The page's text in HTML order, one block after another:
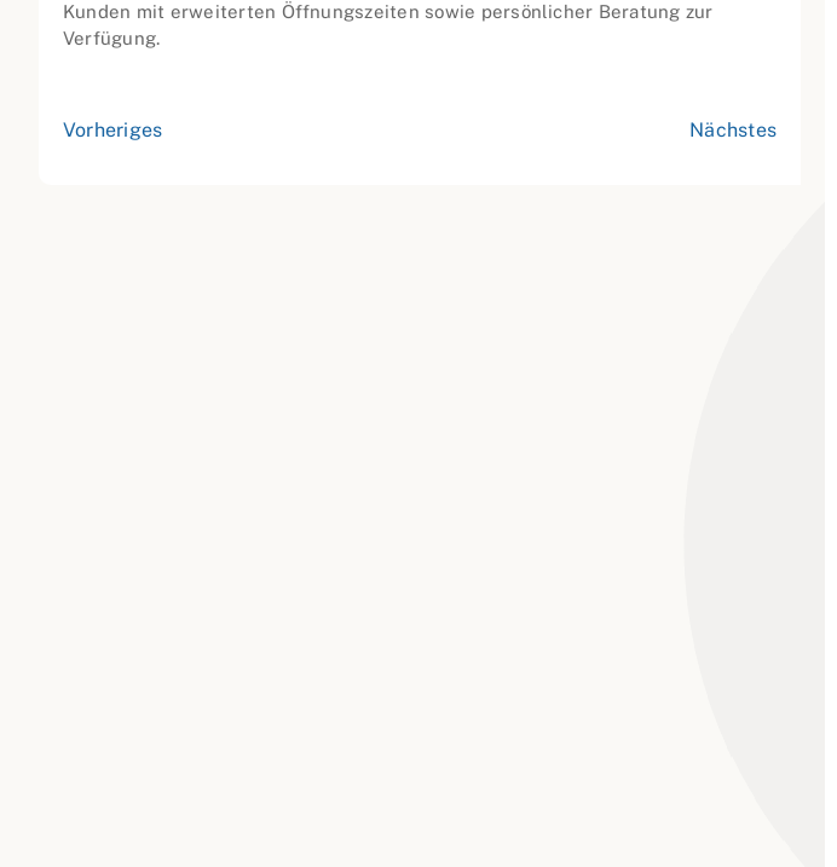
Kunden mit erweiterten Öffnungszeiten sowie persönlicher Beratung zur
Verfügung.
Vorheriges Nächstes